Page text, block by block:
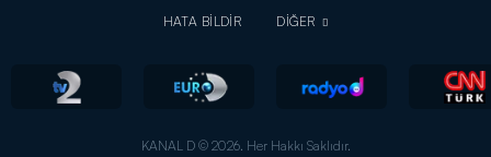
HATA BİLDİR
DİĞER
KANAL D © 2026. Her Hakkı Saklıdır.